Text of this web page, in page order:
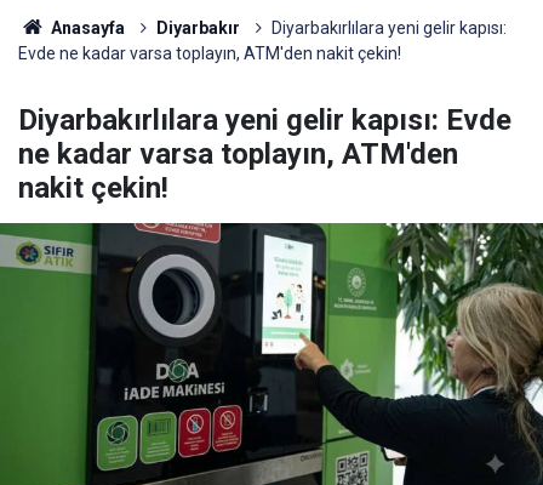
Anasayfa Diyarbakır
Diyarbakırlılara yeni gelir kapısı:
Evde ne kadar varsa toplayın, ATM'den nakit çekin!
Diyarbakırlılara yeni gelir kapısı: Evde
ne kadar varsa toplayın, ATM'den
nakit çekin!